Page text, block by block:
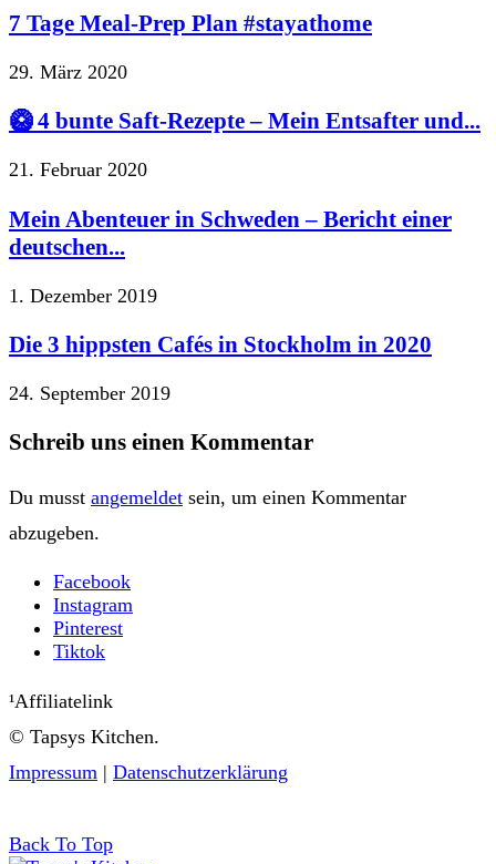
7 Tage Meal-Prep Plan #stayathome
29. März 2020
🥝 4 bunte Saft-Rezepte – Mein Entsafter und...
21. Februar 2020
Mein Abenteuer in Schweden – Bericht einer
deutschen...
1. Dezember 2019
Die 3 hippsten Cafés in Stockholm in 2020
24. September 2019
Schreib uns einen Kommentar
Du musst angemeldet sein, um einen Kommentar
abzugeben.
Facebook
Instagram
Pinterest
Tiktok
¹Affiliatelink
© Tapsys Kitchen.
Impressum | Datenschutzerklärung
Back To Top